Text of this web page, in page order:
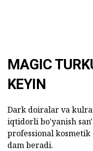
MAGIC
KEYIN
Dark doiralar va
iqtidorli bo'yanish
professional
dam beradi.